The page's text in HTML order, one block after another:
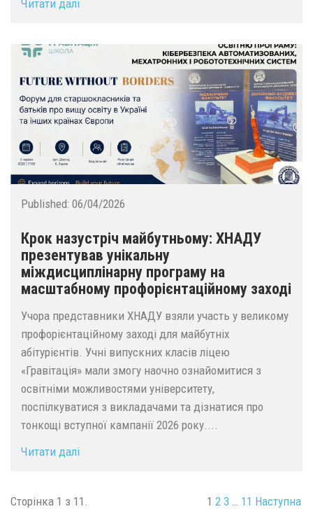
Читати далі
Published: 06/04/2026
Крок назустріч майбутньому: ХНАДУ
презентував унікальну
міждисциплінарну програму на
масштабному профорієнтаційному заході
Учора представники ХНАДУ взяли участь у великому
профорієнтаційному заході для майбутніх
абітурієнтів. Учні випускних класів ліцею
«Гравітація» мали змогу наочно ознайомитися з
освітніми можливостями університету,
поспілкуватися з викладачами та дізнатися про
тонкощі вступної кампанії 2026 року....
Читати далі
Сторінка 1 з 11. 1 2 3 … 11 Наступна